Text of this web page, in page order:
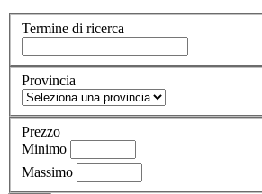
Termine di ricerca
Provincia
Prezzo
Minimo
Massimo